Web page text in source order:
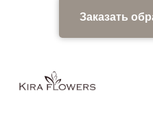
Заказать